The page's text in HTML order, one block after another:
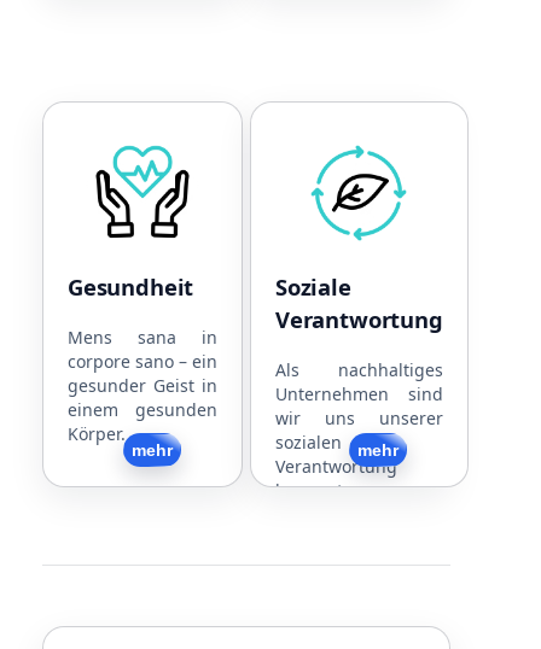
Gesundheit
Mens sana in
corpore sano – ein
gesunder Geist in
einem gesunden
Körper.
mehr
Kooperationen mit
Physiotherapeuten
Ärzten
Fitnesscentern
Gratis Obst und
Snacks
Getränke
Zurück
Soziale
Verantwortung
Als nachhaltiges
Unternehmen sind
wir uns unserer
sozialen
Verantwortung
bewusst.
mehr
Nachhaltige
Unternehmensführung
Strom aus eigener PV-
Soziales Engagement
Zurück